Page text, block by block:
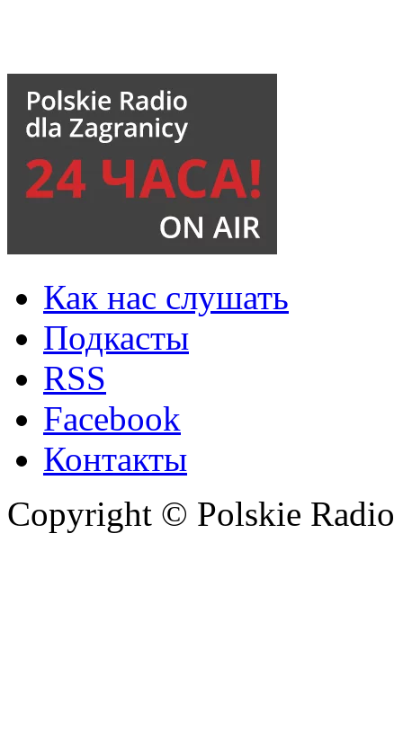
Как нас слушать
Подкасты
RSS
Facebook
Контакты
Copyright © Polskie